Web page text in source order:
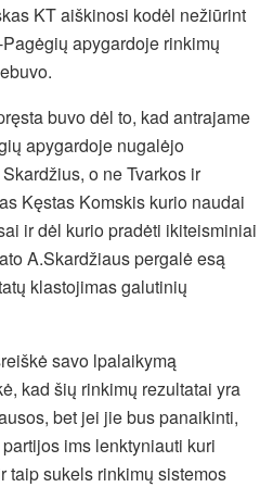
KT aiškinosi kodėl nežiūrint
apygardoje rinkimų
buvo dėl to, kad antrajame
apygardoje nugalėjo
o ne Tvarkos ir
Kęstas Komskis kurio naudai
ir dėl kurio pradėti ikiteisminiai
A.Skardžiaus pergalė esą
klastojimas galutinių
savo lpalaikymą
kad šių rinkimų rezultatai yra
bet jei jie bus panaikinti,
ims lenktyniauti kuri
taip sukels rinkimų sistemos